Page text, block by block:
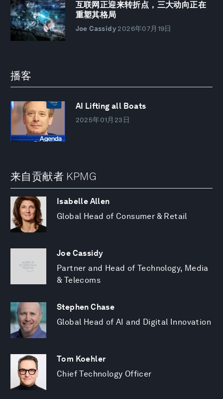
互联网正迎来转折点，三大动向正在
重塑其格局
Joe Cassidy 2026年07月19日
播客
AI Lifting all Boats
2025年01月23日
来自贡献者 KPMG
Isabelle Allen
Global Head of Consumer & Retail
Joe Cassidy
Partner and Head of Technology, Media
& Telecoms
Stephen Chase
Global Head of AI and Digital Innovation
Tom Koehler
Chief Technology Officer